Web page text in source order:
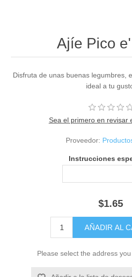
Ajíe Pico
Disfruta de unas buenas legumbres,
ideal a tu
Sea el primero en revisar
Proveedor:
Instrucciones
$1.65
Please select the address